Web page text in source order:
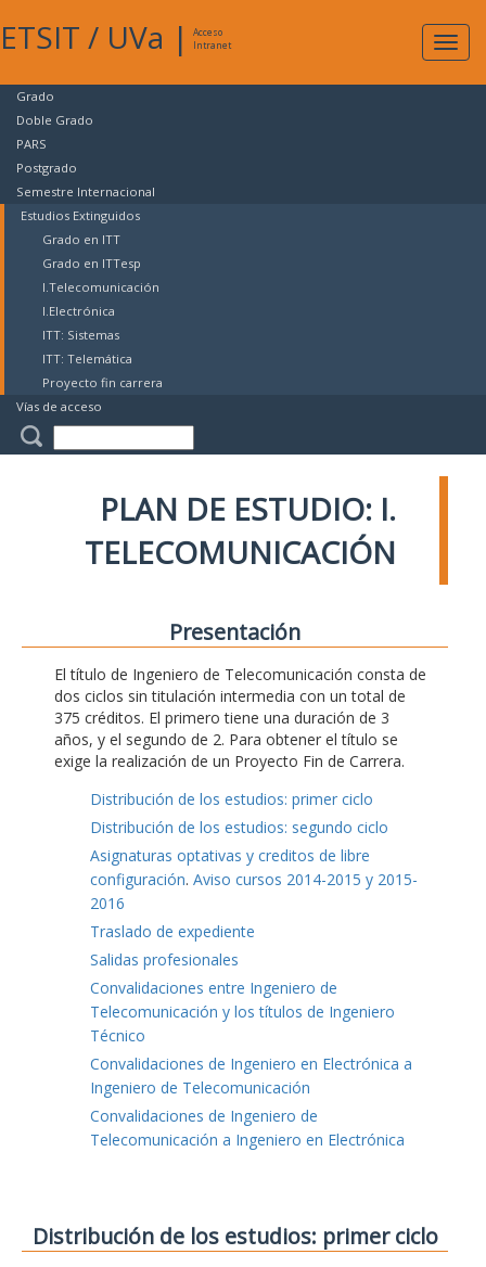
ETSIT / UVa |
Acceso
Intranet
Grado
Doble Grado
PARS
Postgrado
Semestre Internacional
Estudios Extinguidos
Grado en ITT
Grado en ITTesp
I.Telecomunicación
I.Electrónica
ITT: Sistemas
ITT: Telemática
Proyecto fin carrera
Vías de acceso
PLAN DE ESTUDIO: I.
TELECOMUNICACIÓN
Presentación
El título de Ingeniero de Telecomunicación consta de
dos ciclos sin titulación intermedia con un total de
375 créditos. El primero tiene una duración de 3
años, y el segundo de 2. Para obtener el título se
exige la realización de un Proyecto Fin de Carrera.
Distribución de los estudios: primer ciclo
Distribución de los estudios: segundo ciclo
Asignaturas optativas y creditos de libre
configuración. Aviso cursos 2014-2015 y 2015-
2016
Traslado de expediente
Salidas profesionales
Convalidaciones entre Ingeniero de
Telecomunicación y los títulos de Ingeniero
Técnico
Convalidaciones de Ingeniero en Electrónica a
Ingeniero de Telecomunicación
Convalidaciones de Ingeniero de
Telecomunicación a Ingeniero en Electrónica
Distribución de los estudios: primer ciclo